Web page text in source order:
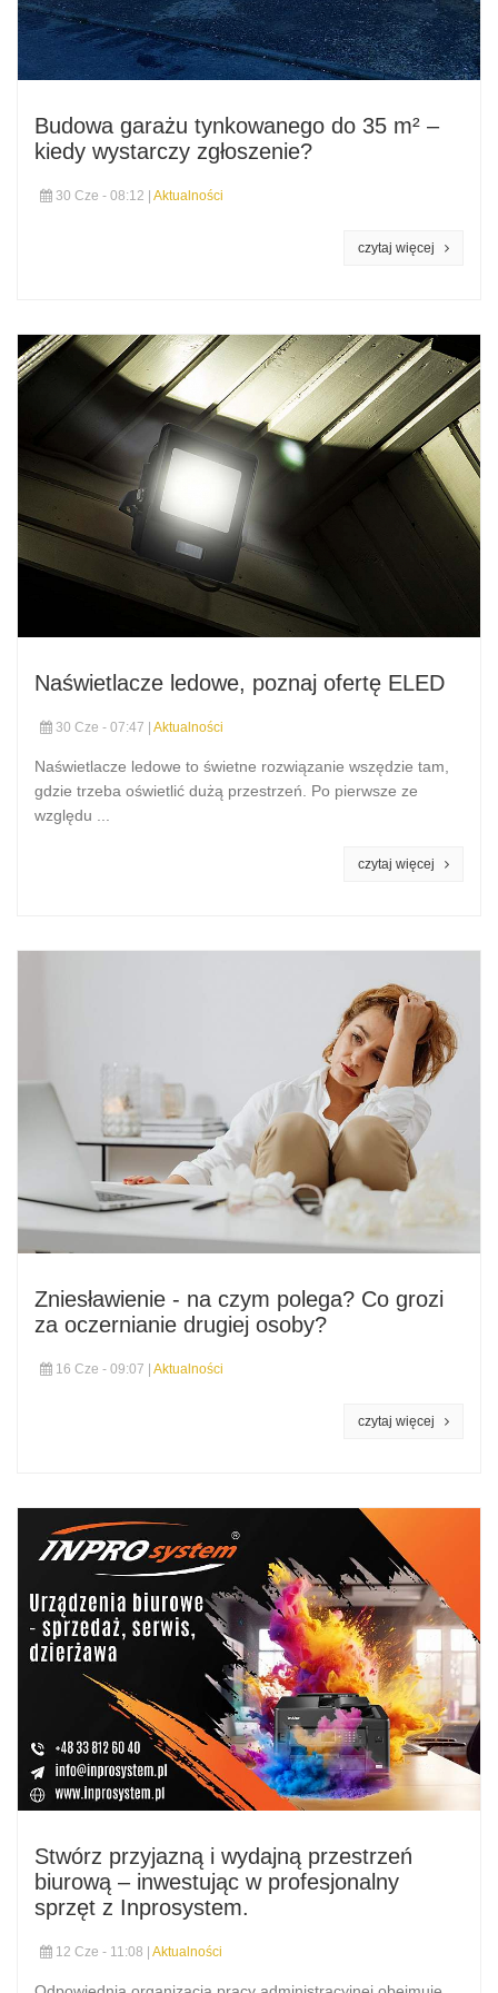
Budowa garażu tynkowanego do 35 m² –
kiedy wystarczy zgłoszenie?
30 Cze - 08:12 | Aktualności
Naświetlacze ledowe, poznaj ofertę ELED
30 Cze - 07:47 | Aktualności
Naświetlacze ledowe to świetne rozwiązanie wszędzie tam,
gdzie trzeba oświetlić dużą przestrzeń. Po pierwsze ze
względu ...
Zniesławienie - na czym polega? Co grozi
za oczernianie drugiej osoby?
16 Cze - 09:07 | Aktualności
Stwórz przyjazną i wydajną przestrzeń
biurową – inwestując w profesjonalny
sprzęt z Inprosystem.
12 Cze - 11:08 | Aktualności